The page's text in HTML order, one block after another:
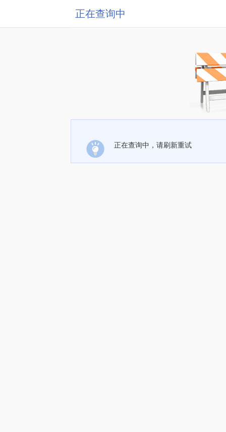
正在查询中
正在查询中，请刷新重试